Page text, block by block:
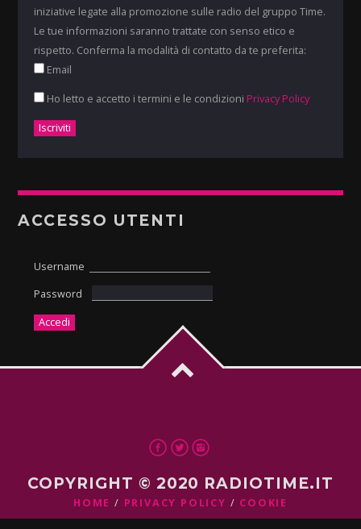
iniziative legate alla promozione sulle radio del gruppo Time.
Le tue informazioni saranno trattate con senso etico e
rispetto. Conferma la modalità di contatto da te preferita:
Email
Ho letto e accetto i termini e le condizioni Privacy Policy
ACCESSO UTENTI
Username
Password
COPYRIGHT © 2020 RADIOTIME.IT
HOME PRIVACY POLICY COOKIE